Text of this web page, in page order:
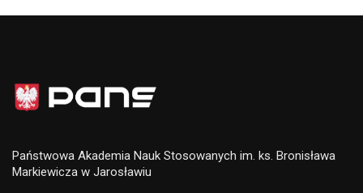
Państwowa Akademia Nauk Stosowanych im. ks. Bronisława
Markiewicza w Jarosławiu